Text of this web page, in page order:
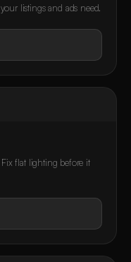
listings and ads need.
flat lighting before it